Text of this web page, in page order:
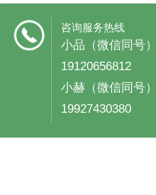
咨询服务热线
小品（微信同号）
19120656812
小赫（微信同号）
19927430380